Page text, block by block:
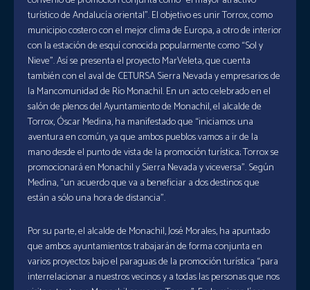
turístico de Andalucía oriental”. El objetivo es unir Torrox, como
municipio costero con el mejor clima de Europa, a otro de interior
con la estación de esquí conocida popularmente como “Sol y
Nieve”. Así se presenta el proyecto MarVeleta, que cuenta
también con el aval de CETURSA Sierra Nevada y empresarios de
la Mancomunidad de Río Monachil. En un acto celebrado en el
salón de plenos del Ayuntamiento de Monachil, el alcalde de
Torrox, Óscar Medina, ha manifestado que “iniciamos una
aventura en común, ya que ambos pueblos vamos a ir de la
mano desde el punto de vista de la promoción turística; Torrox se
promocionará en Monachil y Sierra Nevada y viceversa”. Según
Medina, “un acuerdo que va a beneficiar a dos destinos que
están a sólo una hora de distancia”.
Por su parte, el alcalde de Monachil, José Morales, ha apuntado
que ambos ayuntamientos trabajarán de forma conjunta en
varios proyectos bajo el paraguas de la promoción turística “para
interrelacionar a nuestros vecinos y a todas las personas que nos